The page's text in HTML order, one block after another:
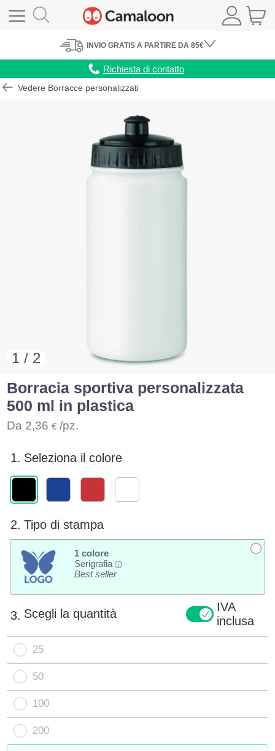
INVIO GRATIS A PARTIRE DA 85€
Richiesta di contatto
Vedere Borracce personalizzati
1 / 2
Borracia sportiva personalizzata
500 ml in plastica
Da 2,36 € /pz.
1. Seleziona il colore
2. Tipo di stampa
1 colore
Serigrafia
i
Best seller
3. Scegli la quantità
IVA
inclusa
25
50
100
200